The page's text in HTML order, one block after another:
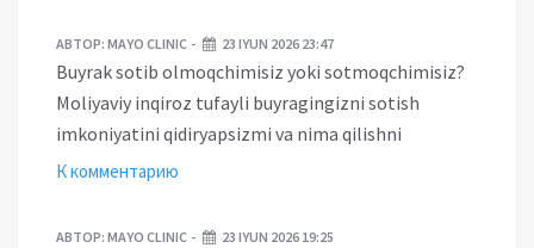
АВТОР: MAYO CLINIC 23 IYUN 2026 23:47
Buyrak sotib olmoqchimisiz yoki sotmoqchimisiz?
Moliyaviy inqiroz tufayli buyragingizni sotish
imkoniyatini qidiryapsizmi va nima qilishni
К комментарию
АВТОР: MAYO CLINIC 23 IYUN 2026 19:25